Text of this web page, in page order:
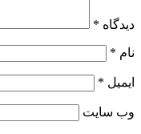
دیدگاه *
نام *
ایمیل *
وب‌ سایت